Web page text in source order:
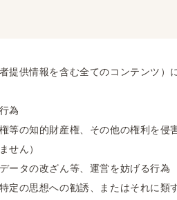
提供情報を含む全てのコンテンツ
為
等の知的財産権、その他の権利を
せん）
ータの改ざん等、運営を妨げる行為
定の思想への勧誘、またはそれに類